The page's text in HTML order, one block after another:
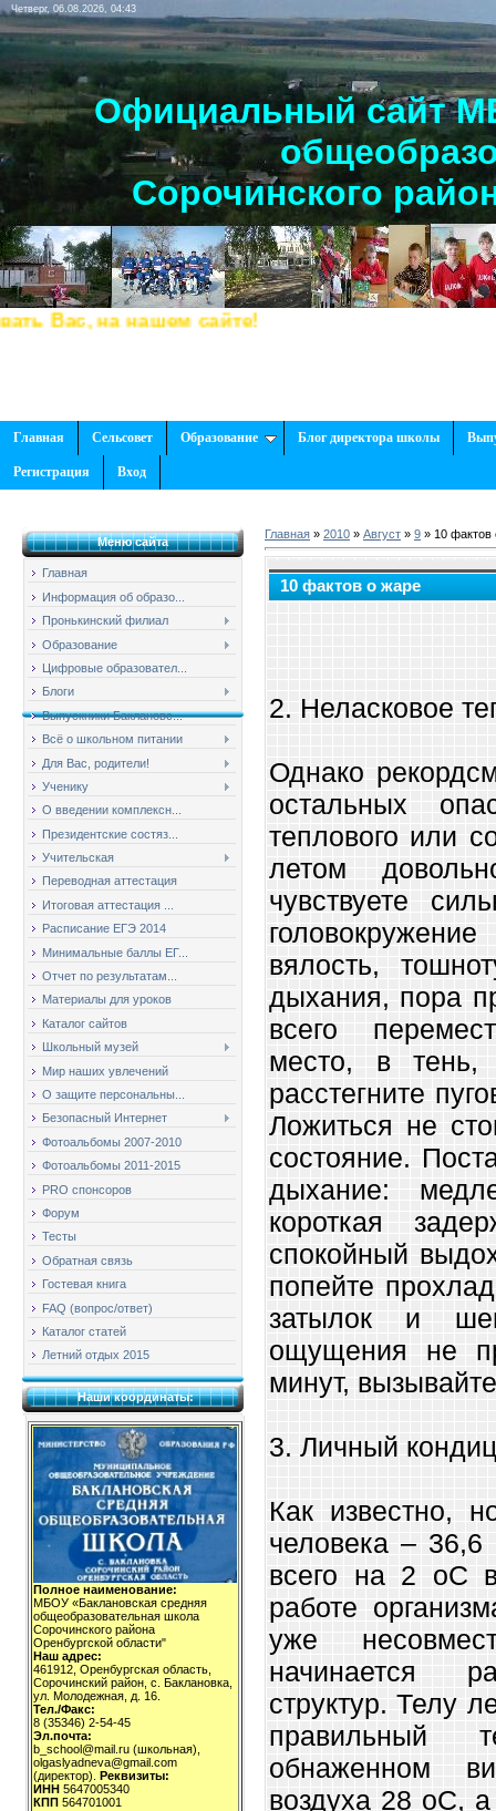
Четверг, 06.08.2026, 04:43
Официальный сайт
Сорочинского
на нашем сайте!
Главная Сельсовет Образование Блог директора школы
Регистрация Вход
Меню сайта
Главная
Информация об образо...
Пронькинский филиал
Образование
Цифровые образовател...
Блоги
Выпускники Баклановс...
Всё о школьном питании
Для Вас, родители!
Ученику
О введении комплексн...
Президентские состяз...
Учительская
Переводная аттестация
Итоговая аттестация ...
Расписание ЕГЭ 2014
Минимальные баллы ЕГ...
Отчет по результатам...
Материалы для уроков
Каталог сайтов
Школьный музей
Мир наших увлечений
О защите персональны...
Безопасный Интернет
Фотоальбомы 2007-2010
Фотоальбомы 2011-2015
PRO спонсоров
Форум
Тесты
Обратная связь
Гостевая книга
FAQ (вопрос/ответ)
Каталог статей
Летний отдых 2015
Наши координаты:
Полное наименование:
МБОУ «Баклановская средняя
общеобразовательная школа
Сорочинского района
Оренбургской области"
Наш адрес:
461912, Оренбургская область,
Сорочинский район, с. Баклановка,
ул. Молодежная, д. 16.
Тел./Факс:
8 (35346) 2-54-45
Эл.почта:
b_school@mail.ru (школьная),
olgaslyadneva@gmail.com
(директор). Реквизиты:
ИНН 5647005340
КПП 564701001
Главная » 2010 » Август » 9 » 10 фактов
10 фактов о жаре
2. Неласковое
Однако
остальных
теплового или
летом
чувствуете
вялость,
дыхания, пора
всего
место, в тень,
расстегните
Ложиться не
состояние.
дыхание:
короткая
спокойный
попейте
затылок и
ощущения не
минут,
3. Личный
Как известно,
человека –
всего на 2 оС
работе
уже
начинается
структур. Телу
правильный
обнаженном
воздуха 28 оС,